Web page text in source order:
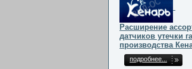
Расширение
датчиков утечки
производства
подробнее...